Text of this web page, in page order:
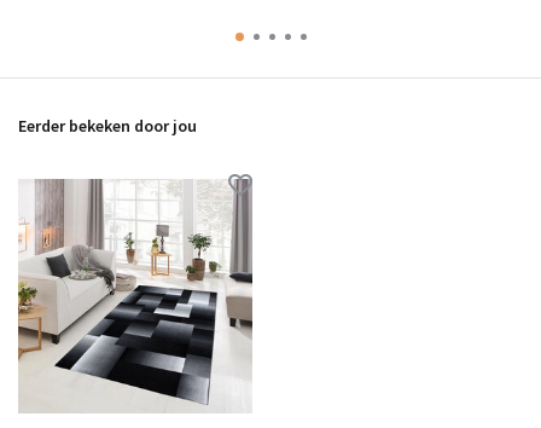
Eerder bekeken door jou